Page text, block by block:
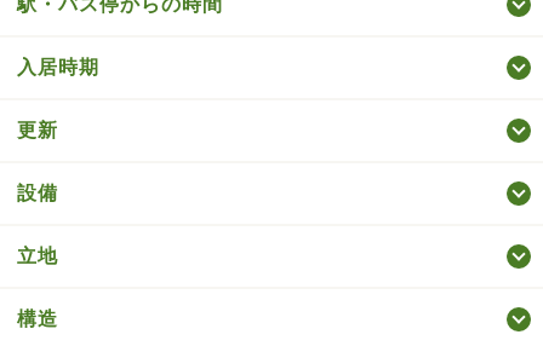
駅・バス停からの時間
入居時期
更新
設備
立地
構造